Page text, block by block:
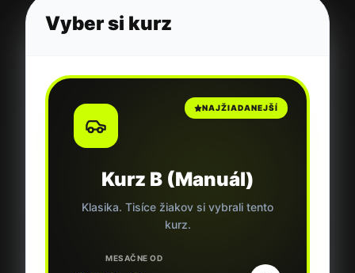
Vyber si kurz
NAJŽIADANEJŠÍ
Kurz B (Manuál)
Klasika. Tisíce žiakov si vybrali tento
kurz.
MESAČNE OD